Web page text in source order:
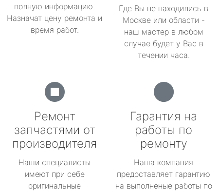
полную информацию.
Назначат цену ремонта и
время работ.
Где Вы не находились в
Москве или области -
наш мастер в любом
случае будет у Вас в
течении часа.
Ремонт
запчастями от
производителя
Наши специалисты
имеют при себе
оригинальные
Гарантия на
работы по
ремонту
Наша компания
предоставляет гарантию
на выполненые работы по